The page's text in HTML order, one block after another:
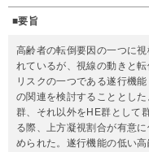
■要旨
高齢者の転倒要因の一つに
れているが、視線の動きと
リスクの一つである遂行機
の関連を検討することとし
群、それ以外をHE群として
る際、上方凝視割合が有意
められた。遂行機能の低い